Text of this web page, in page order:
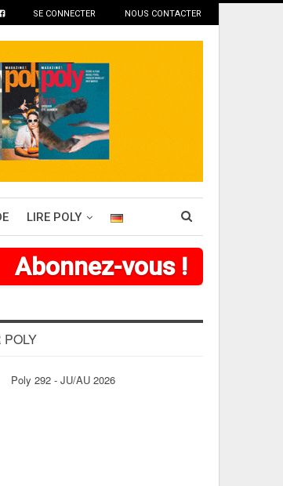
SE CONNECTER NOUS CONTACTER
LIRE POLY
Abonnez-vous !
Poly 292 - JU/AU 2026